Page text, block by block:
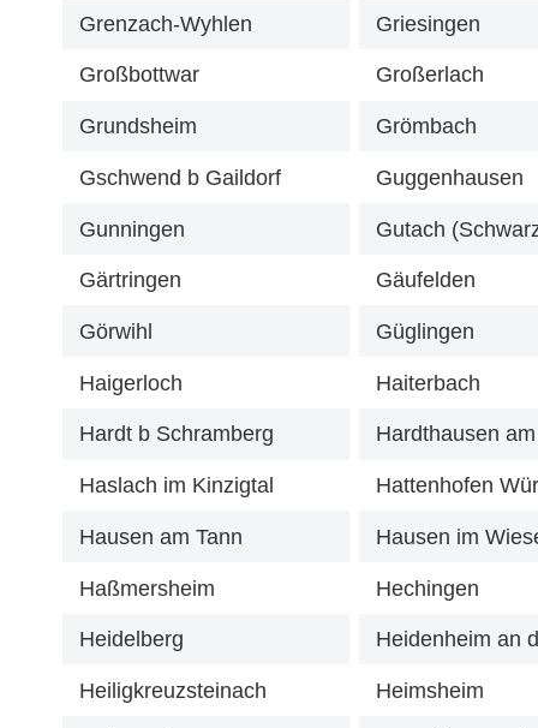
Grenzach-Wyhlen Griesingen
Großbottwar Großerlach
Grundsheim Grömbach
Gschwend b Gaildorf Guggenhausen
Gunningen
Gärtringen Gäufelden
Görwihl Güglingen
Haigerloch Haiterbach
Hardt b Schramberg Hardthausen
Haslach im Kinzigtal Hattenhofen
Hausen am Tann Hausen im
Haßmersheim Hechingen
Heidelberg Heidenheim an
Heiligkreuzsteinach Heimsheim